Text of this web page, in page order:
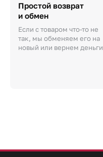
Простой возврат
и обмен
Если с товаром что-то не
так, мы обменяем его на
новый или вернем деньги